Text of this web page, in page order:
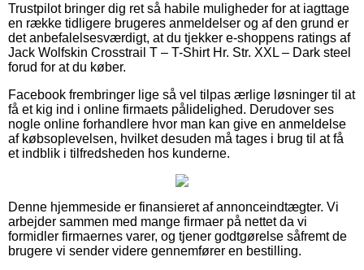
Trustpilot bringer dig ret så habile muligheder for at iagttage
en række tidligere brugeres anmeldelser og af den grund er
det anbefalelsesværdigt, at du tjekker e-shoppens ratings af
Jack Wolfskin Crosstrail T – T-Shirt Hr. Str. XXL – Dark steel
forud for at du køber.
Facebook frembringer lige så vel tilpas ærlige løsninger til at
få et kig ind i online firmaets pålidelighed. Derudover ses
nogle online forhandlere hvor man kan give en anmeldelse
af købsoplevelsen, hvilket desuden må tages i brug til at få
et indblik i tilfredsheden hos kunderne.
Denne hjemmeside er finansieret af annonceindtægter. Vi
arbejder sammen med mange firmaer på nettet da vi
formidler firmaernes varer, og tjener godtgørelse såfremt de
brugere vi sender videre gennemfører en bestilling.